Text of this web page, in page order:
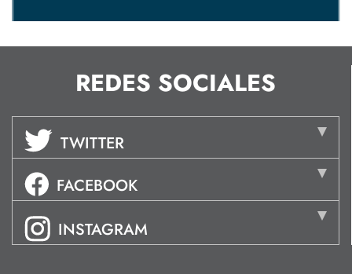
REDES SOCIALES
TWITTER
FACEBOOK
INSTAGRAM